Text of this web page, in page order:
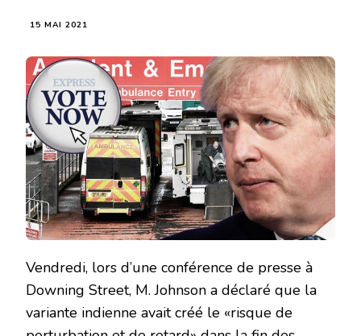
15 MAI 2021
Vendredi, lors d’une conférence de presse à
Downing Street, M. Johnson a déclaré que la
variante indienne avait créé le «risque de